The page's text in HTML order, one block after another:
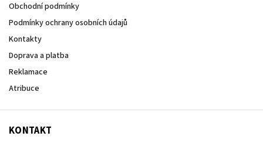
Obchodní podmínky
Podmínky ochrany osobních údajů
Kontakty
Doprava a platba
Reklamace
Atribuce
KONTAKT